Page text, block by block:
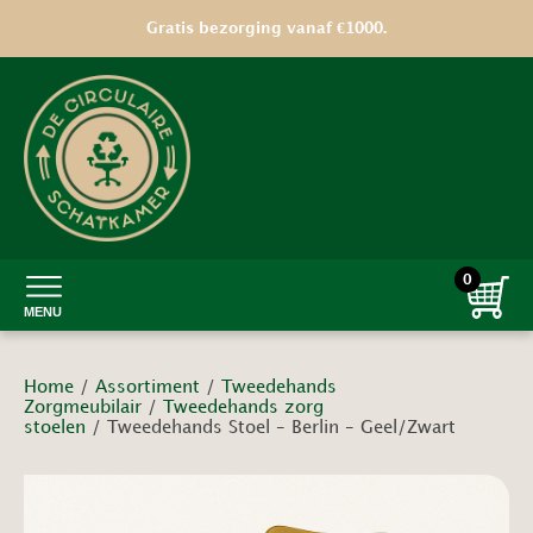
Gratis bezorging vanaf €1000.
MENU
0
Home / Assortiment /
Tweedehands
Zorgmeubilair /
Tweedehands zorg
stoelen / Tweedehands Stoel – Berlin – Geel/Zwart